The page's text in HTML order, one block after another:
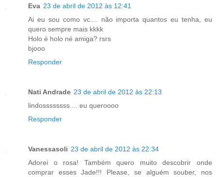
Eva 23 de abril de 2012 às 12:41
Ai eu sou como vc.... não importa quantos eu tenha, eu
quero sempre mais kkkk
Holo é holo né amiga? rsrs
bjooo
Responder
Nati Andrade 23 de abril de 2012 às 22:13
lindossssssss.... eu queroooo
Responder
Vanessasoli 23 de abril de 2012 às 22:34
Adorei o rosa! Também quero muito descobrir onde
comprar esses Jade!!! Please, se alguém souber, nos